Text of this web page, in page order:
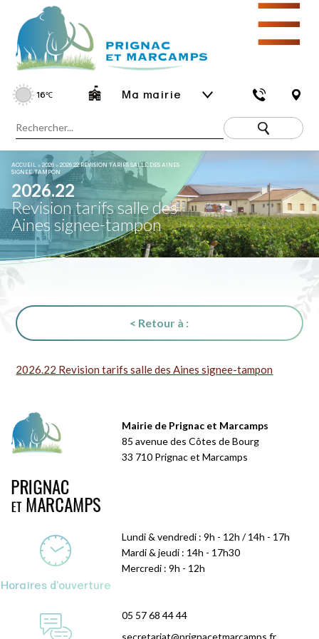
16℃ Ma mairie
☰
ACCUEIL »2026 »2026.22 REVISION TARIFS SALLE DES AINES
SIGNEE-TAMPON
2026.22
Revision tarifs salle des
Aines signee-tampon
< Retour à :
2026.22 Revision tarifs salle des Aines signee-tampon
Mairie de Prignac et Marcamps
85 avenue des Côtes de Bourg
33 710 Prignac et Marcamps
Horaires d'ouverture
Lundi & vendredi : 9h - 12h / 14h - 17h
Mardi & jeudi : 14h - 17h30
Mercredi : 9h - 12h
05 57 68 44 44